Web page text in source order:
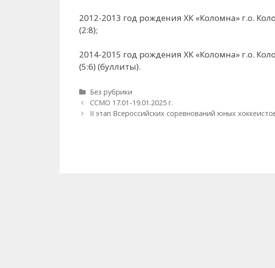
2012-2013 год рождения ХК «Коломна» г.о.
(2:8);
2014-2015 год рождения ХК «Коломна» г.о.
(5:6) (буллиты).
Рубрики
Без рубрики
Навигация
записи
ССМО 17.01-19.01.2025 г.
II этап Всероссийских соревнований юных